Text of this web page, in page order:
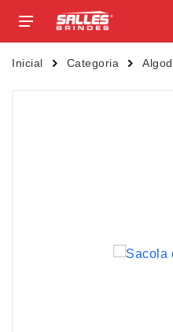
Inicial Categoria